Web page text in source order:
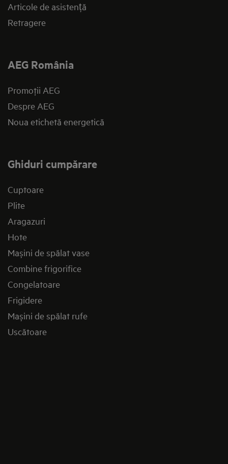
Articole de asistență
Retragere
AEG România
Promoţii AEG
Despre AEG
Noua etichetă energetică
Ghiduri cumpărare
Cuptoare
Plite
Aragazuri
Hote
Mașini de spălat vase
Combine frigorifice
Congelatoare
Frigidere
Mașini de spălat rufe
Uscătoare